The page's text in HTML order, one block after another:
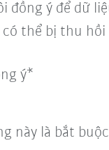
đồng ý để dữ
có thể bị thu
ý
này là bắt buộc